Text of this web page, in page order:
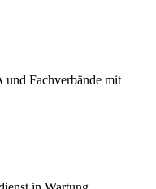
Fachverbände mit